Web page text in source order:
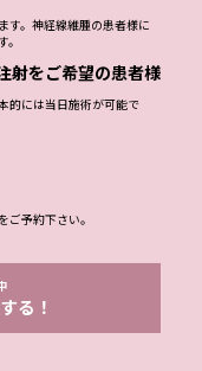
す。神経線維腫の患者様に
射をご希望の患者様
的には当日施術が可能で
予約下さい。
る！